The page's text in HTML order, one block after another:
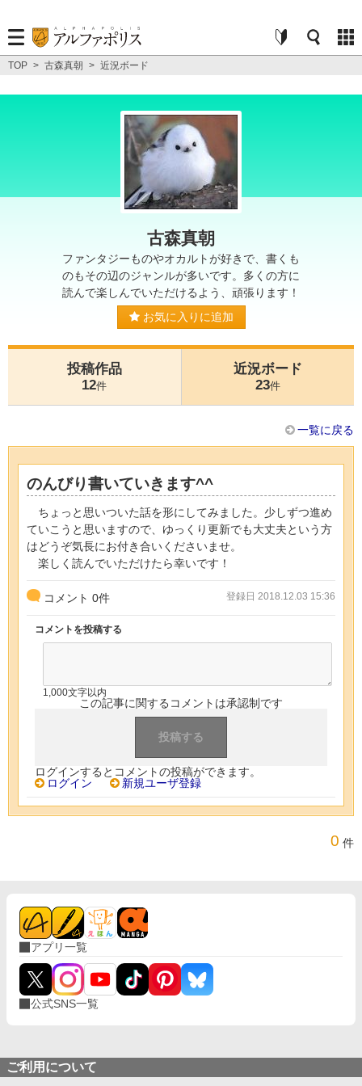
TOP > 古森真朝 > 近況ボード
古森真朝
ファンタジーものやオカルトが好きで、書くも
のもその辺のジャンルが多いです。多くの方に
読んで楽しんでいただけるよう、頑張ります！
お気に入りに追加
投稿作品
12件
近況ボード
23件
一覧に戻る
のんびり書いていきます^^
ちょっと思いついた話を形にしてみました。少しずつ進め
ていこうと思いますので、ゆっくり更新でも大丈夫という方
はどうぞ気長にお付き合いくださいませ。
楽しく読んでいただけたら幸いです！
コメント 0件 登録日 2018.12.03 15:36
コメントを投稿する
1,000文字以内
この記事に関するコメントは承認制です
ログインするとコメントの投稿ができます。
ログイン
新規ユーザ登録
0 件
アプリ一覧
公式SNS一覧
ご利用について